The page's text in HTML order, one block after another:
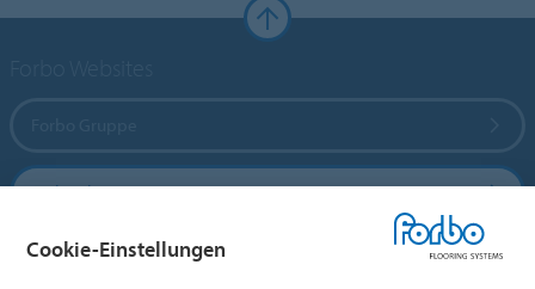
Forbo Flooring Systems
Forbo Movement Systems
Cookie-Einstellungen